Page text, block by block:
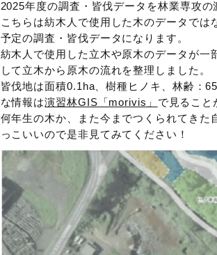
2025年度の調査・皆伐データを林業専攻の
こちらは紡木人で使用した木のデータで
予定の調査・皆伐データになります。
紡木人で使用した立木や原木のデータが一
して立木から原木の流れを整理しました。
皆伐地は面積0.1ha、樹種ヒノキ、林齢：
な情報は演習林GIS「morivis」 で見ること
何年生の木か、また今までつくられてき
っこいいので是非見てみてください！